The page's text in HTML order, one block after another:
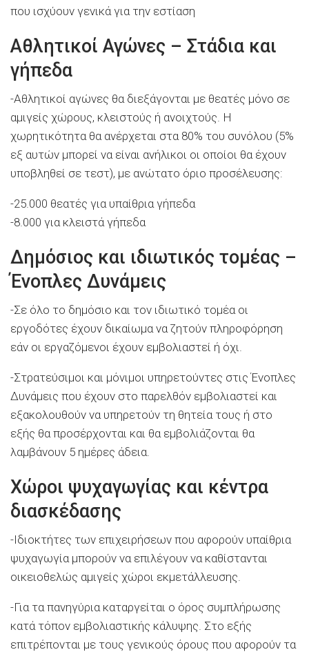
που ισχύουν γενικά για την εστίαση
Αθλητικοί Αγώνες – Στάδια και
γήπεδα
-Αθλητικοί αγώνες θα διεξάγονται με θεατές μόνο σε
αμιγείς χώρους, κλειστούς ή ανοιχτούς. Η
χωρητικότητα θα ανέρχεται στα 80% του συνόλου (5%
εξ αυτών μπορεί να είναι ανήλικοι οι οποίοι θα έχουν
υποβληθεί σε τεστ), με ανώτατο όριο προσέλευσης:
-25.000 θεατές για υπαίθρια γήπεδα
-8.000 για κλειστά γήπεδα
Δημόσιος και ιδιωτικός τομέας –
Ένοπλες Δυνάμεις
-Σε όλο το δημόσιο και τον ιδιωτικό τομέα οι
εργοδότες έχουν δικαίωμα να ζητούν πληροφόρηση
εάν οι εργαζόμενοι έχουν εμβολιαστεί ή όχι.
-Στρατεύσιμοι και μόνιμοι υπηρετούντες στις Ένοπλες
Δυνάμεις που έχουν στο παρελθόν εμβολιαστεί και
εξακολουθούν να υπηρετούν τη θητεία τους ή στο
εξής θα προσέρχονται και θα εμβολιάζονται θα
λαμβάνουν 5 ημέρες άδεια.
Χώροι ψυχαγωγίας και κέντρα
διασκέδασης
-Ιδιοκτήτες των επιχειρήσεων που αφορούν υπαίθρια
ψυχαγωγία μπορούν να επιλέγουν να καθίστανται
οικειοθελώς αμιγείς χώροι εκμετάλλευσης.
-Για τα πανηγύρια καταργείται ο όρος συμπλήρωσης
κατά τόπον εμβολιαστικής κάλυψης. Στο εξής
επιτρέπονται με τους γενικούς όρους που αφορούν τα